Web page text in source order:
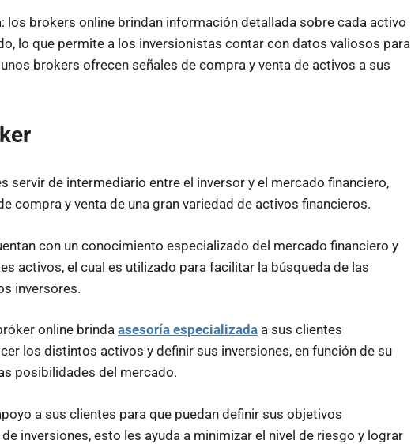
los brokers online brindan información detallada sobre cada activo
lo que permite a los inversionistas contar con datos valiosos para
brokers ofrecen señales de compra y venta de activos a sus
servir de intermediario entre el inversor y el mercado financiero,
compra y venta de una gran variedad de activos financieros.
con un conocimiento especializado del mercado financiero y
activos, el cual es utilizado para facilitar la búsqueda de las
inversores.
online brinda asesoría especializada a sus clientes
los distintos activos y definir sus inversiones, en función de su
posibilidades del mercado.
a sus clientes para que puedan definir sus objetivos
inversiones, esto les ayuda a minimizar el nivel de riesgo y lograr